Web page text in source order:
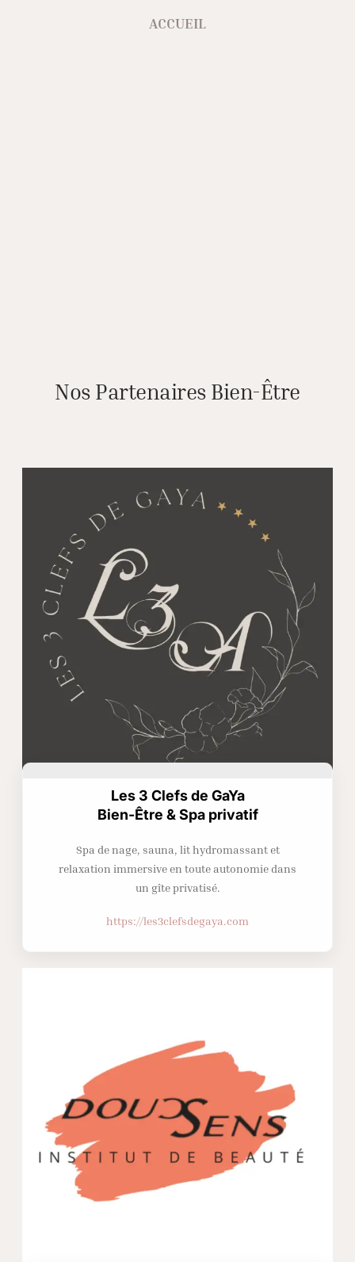
ACCUEIL
Nos Partenaires Bien-Être
Les 3 Clefs de GaYa
Bien-Être & Spa privatif
Spa de nage, sauna, lit hydromassant et
relaxation immersive en toute autonomie dans
un gîte privatisé.
https://les3clefsdegaya.com